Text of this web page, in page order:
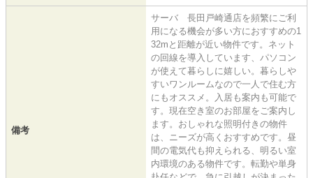
備考
サーバ 長田戸崎通店を頻繁にご利
用になる機会が多い方におすすめの1
32mと距離が近い物件です。ネット
の回線を導入しています、パソコン
が使えて暮らしに嬉しい。暮らしや
すいワンルームなので一人で住む方
にもオススメ。入居も案内も可能で
す。現在空き室のお部屋をご案内し
ます。おしゃれな照明付きの物件
は、ニーズが高くおすすめです。昼
間の電気代も抑えられる、明るい室
内環境のある物件です。転勤や単身